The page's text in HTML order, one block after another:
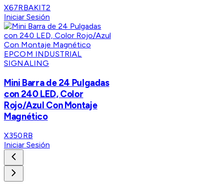
X67RBAKIT2
Iniciar Sesión
EPCOM INDUSTRIAL
SIGNALING
Mini Barra de 24 Pulgadas
con 240 LED, Color
Rojo/Azul Con Montaje
Magnético
X350RB
Iniciar Sesión